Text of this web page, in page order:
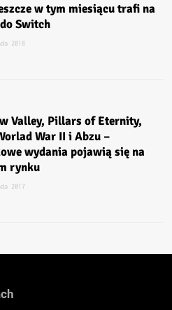
w tym miesiącu trafi na
Switch
2018
Valley, Pillars of Eternity,
War II i Abzu –
wydania pojawią się na
rynku
2017